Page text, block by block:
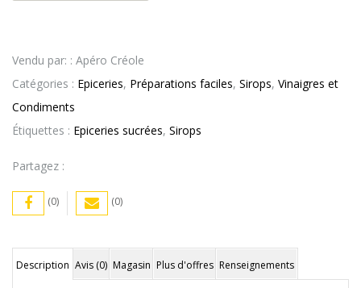
Vendu par: : Apéro Créole
Catégories : Epiceries, Préparations faciles, Sirops, Vinaigres et
Condiments
Étiquettes : Epiceries sucrées, Sirops
Partagez :
(0) (0)
Description Avis (0) Magasin Plus d'offres Renseignements